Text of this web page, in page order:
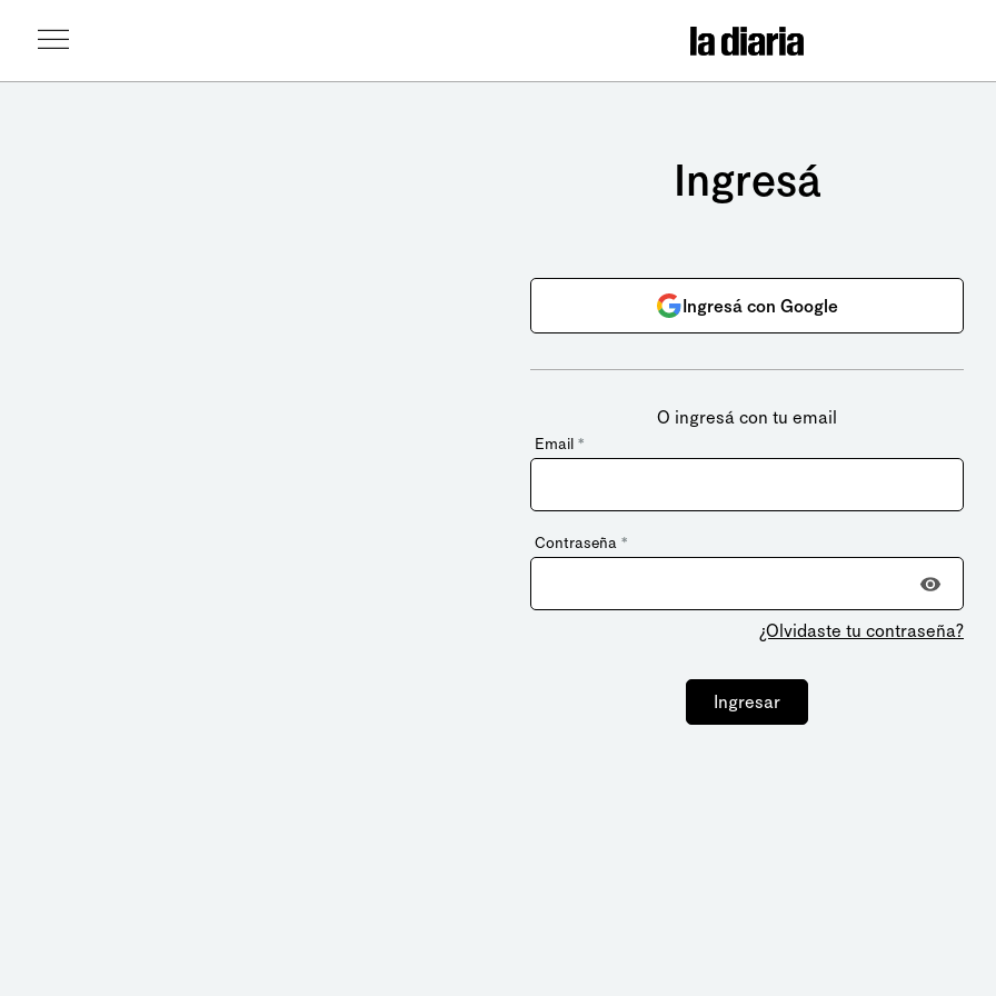
Ingresá
Ingresá con Google
O ingresá con tu email
Email *
Contraseña *
¿Olvidaste tu contraseña?
Ingresar